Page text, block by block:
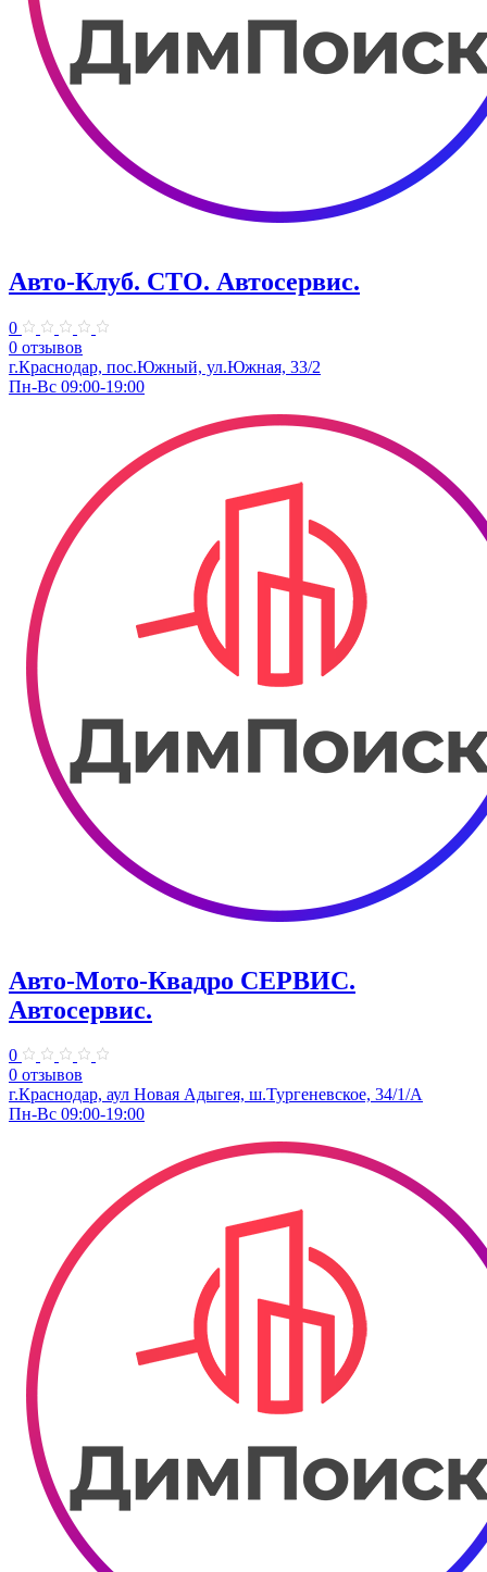
Авто-Клуб. СТО. Автосервис.
0
0 отзывов
г.Краснодар, пос.Южный, ул.Южная, 33/2
Пн-Вс 09:00-19:00
Авто-Мото-Квадро СЕРВИС.
Автосервис.
0
0 отзывов
г.Краснодар, аул Новая Адыгея, ш.Тургеневское, 34/1/А
Пн-Вс 09:00-19:00